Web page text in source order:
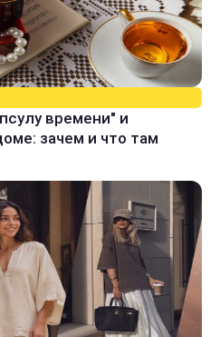
времени" и
зачем и что там